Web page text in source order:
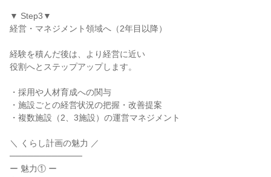
▼ Step3▼
経営・マネジメント領域へ（2年目以降）
経験を積んだ後は、より経営に近い
役割へとステップアップします。
・採用や人材育成への関与
・施設ごとの経営状況の把握・改善提案
・複数施設（2、3施設）の運営マネジメント
＼ くらし計画の魅力 ／
────────────
ー 魅力① ー